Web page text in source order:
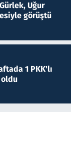
Uğur
görüştü
1 PKK'lı